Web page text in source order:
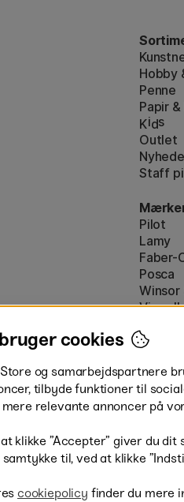
Hobby
Penne
Papir
Kids
Outlet
Staff
Pilot
Lamy
Faber-
Posca
Winsor
Visa
Betal nemt og
cookies
og samarbejdspartnere
tilbyde funktioner til
relevante annoncer på
klikke ”Accepter” giver du
til, ved at klikke
cookiepolicy finder du mere